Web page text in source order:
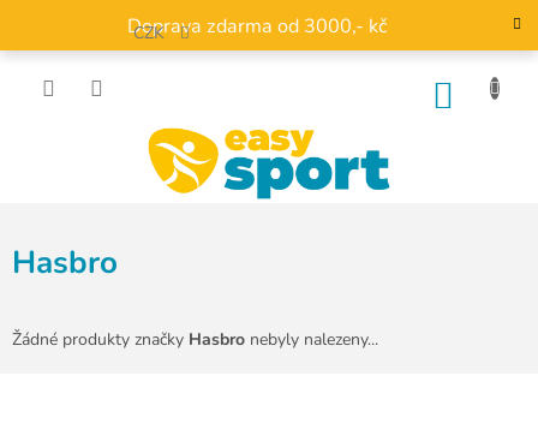
obsah
Doprava zdarma od 3000,- kč
CZK
Hasbro
Žádné produkty značky Hasbro nebyly nalezeny...